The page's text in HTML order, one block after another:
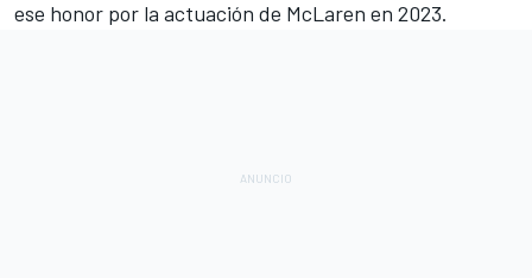
ese honor por la actuación de McLaren en 2023.